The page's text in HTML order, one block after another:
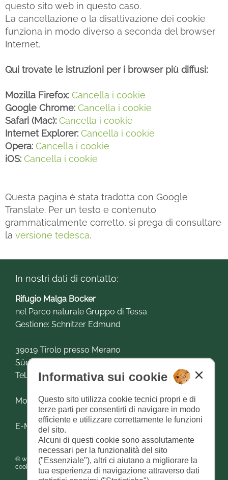
Informativa sui cookie
Questo sito utilizza cookie tecnici propri e di
terze parti per consentirti di navigare in modo
efficiente e utilizzare correttamente le funzioni
del sito.
Alcuni di questi cookie sono assolutamente
necessari per la funzionalità del sito
("Essenziale"), altri ci aiutano a migliorare la
tua esperienza di navigazione attraverso dati
questo sito web in questo caso.
La cancellazione o la disattivazione dei cookie
funziona in modo diverso a seconda del browser
Internet.
Qui trovate le istruzioni per i browser più diffusi:
Mozilla Firefox: Cancella i cookie
Google Chrome: Cancella i cookie
Safari (Mac): Cancella i cookie
Internet Explorer: Cancella i cookie
Opera: Cancella i cookie
iOS: Cancella i cookie
Questa pagina è stata tradotta con Google
Translate. Per un testo e contenuto
grammaticalmente corretto, si prega di consultare
la versione tedesca.
In nostri dati di contatto:
Rifugio Malga Bocker
nel Parco naturale Gruppo di Tessa
Gestione: Schnitzer Edmund
39019 Tirolo presso Merano
Südtirol
Tel.: +39 0473 424030
Mobil: +39 349 7707626 oder +39 347 3206553
E-Mail:info@bockerhuette.com
© www.drescher.it - Webdesign in Alto Adige colofone | privacy
cookies
| stampa questa pagina